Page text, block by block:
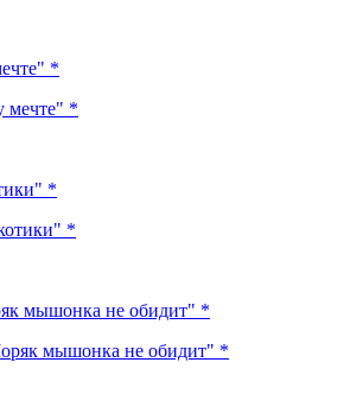
*
*
мышонка не обидит" *